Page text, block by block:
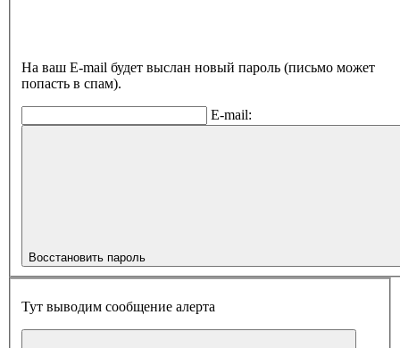
На ваш E-mail будет выслан новый пароль (письмо может
попасть в спам).
E-mail:
Восстановить пароль
Тут выводим сообщение алерта